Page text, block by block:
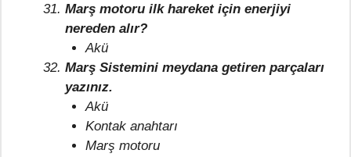
Marş motoru ilk hareket için enerjiyi
nereden alır?
Akü
Marş Sistemini meydana getiren parçaları
yazınız.
Akü
Kontak anahtarı
Marş motoru